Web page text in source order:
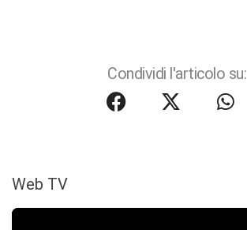
Condividi l'articolo su:
Web TV